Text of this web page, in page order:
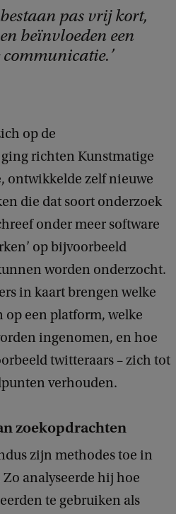
pas vrij kort,
beïnvloeden een
communicatie.
op de
richten Kunstmatige
ontwikkelde zelf nieuwe
die dat soort onderzoek
onder meer software
op bijvoorbeeld
worden onderzocht.
in kaart brengen welke
op een platform, welke
ingenomen, en hoe
twitteraars – zich tot
verhouden.
zoekopdrachten
zijn methodes toe in
Zo analyseerde hij hoe
te gebruiken als